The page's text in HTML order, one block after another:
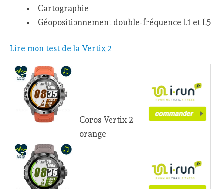
Cartographie
Géopositionnement double-fréquence L1 et L5
Lire mon test de la Vertix 2
Coros Vertix 2
orange